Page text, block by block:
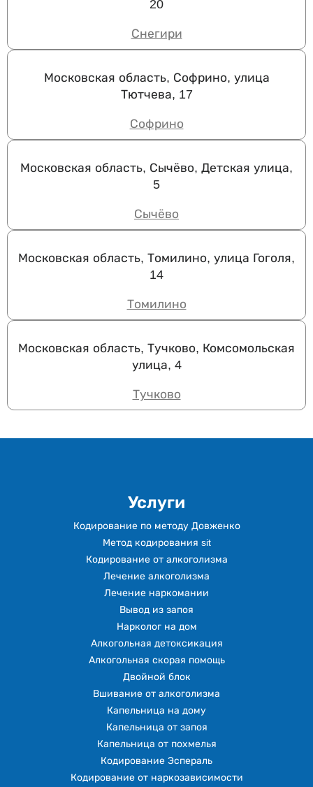
20
Снегири
Московская область, Софрино, улица
Тютчева, 17
Софрино
Московская область, Сычёво, Детская улица,
5
Сычёво
Московская область, Томилино, улица Гоголя,
14
Томилино
Московская область, Тучково, Комсомольская
улица, 4
Тучково
Услуги
Кодирование по методу Довженко
Метод кодирования sit
Кодирование от алкоголизма
Лечение алкоголизма
Лечение наркомании
Вывод из запоя
Нарколог на дом
Алкогольная детоксикация
Алкогольная скорая помощь
Двойной блок
Вшивание от алкоголизма
Капельница на дому
Капельница от запоя
Капельница от похмелья
Кодирование Эспераль
Кодирование от наркозависимости